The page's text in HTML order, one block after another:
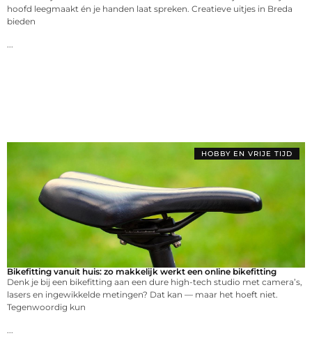
hoofd leegmaakt én je handen laat spreken. Creatieve uitjes in Breda
bieden
HOBBY EN VRIJE TIJD
Bikefitting vanuit huis: zo makkelijk werkt een online bikefitting
Denk je bij een bikefitting aan een dure high-tech studio met camera’s,
lasers en ingewikkelde metingen? Dat kan — maar het hoeft niet.
Tegenwoordig kun